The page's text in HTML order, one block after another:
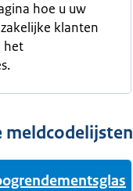
hoe u uw
klanten
het
meldcodelijsten